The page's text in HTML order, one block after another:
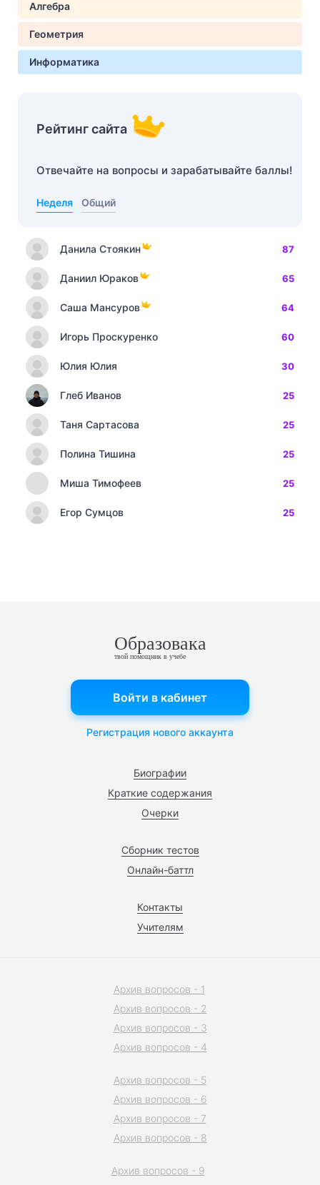
Алгебра
Геометрия
Информатика
Рейтинг сайта
Отвечайте на вопросы и зарабатывайте баллы!
Неделя Общий
Данила Стоякин 87
Даниил Юраков 65
Саша Мансуров 64
Игорь Проскуренко 60
Юлия Юлия 30
Глеб Иванов 25
Таня Сартасова 25
Полина Тишина 25
Миша Тимофеев 25
Егор Сумцов 25
Образовака
твой помощник в учебе
Биографии
Краткие содержания
Очерки
Сборник тестов
Онлайн-баттл
Контакты
Учителям
Войти в кабинет
Регистрация нового аккаунта
Архив вопросов - 1
Архив вопросов - 2
Архив вопросов - 3
Архив вопросов - 4
Архив вопросов - 5
Архив вопросов - 6
Архив вопросов - 7
Архив вопросов - 8
Архив вопросов - 9